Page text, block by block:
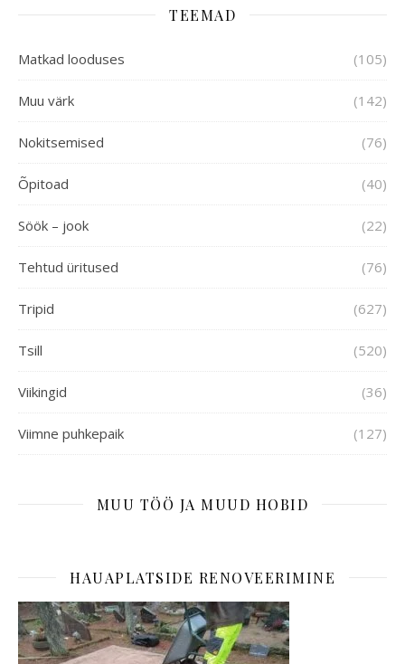
TEEMAD
Matkad looduses (105)
Muu värk (142)
Nokitsemised (76)
Õpitoad (40)
Söök – jook (22)
Tehtud üritused (76)
Tripid (627)
Tsill (520)
Viikingid (36)
Viimne puhkepaik (127)
MUU TÖÖ JA MUUD HOBID
HAUAPLATSIDE RENOVEERIMINE